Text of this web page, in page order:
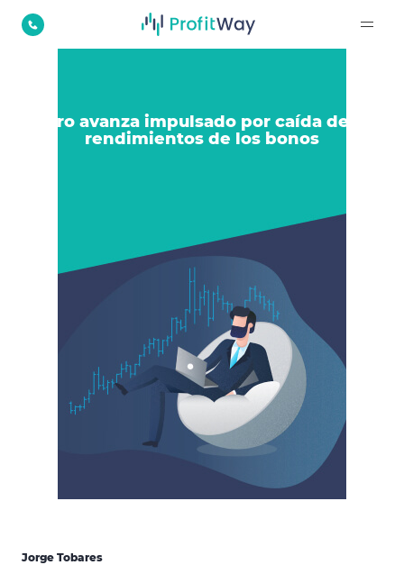
El oro avanza impulsado por caída de los
rendimientos de los bonos
Jorge Tobares